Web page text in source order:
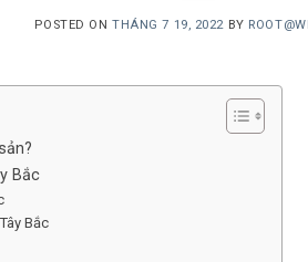
POSTED ONTHÁNG 7 19, 2022 BY
Bắc
Bắc